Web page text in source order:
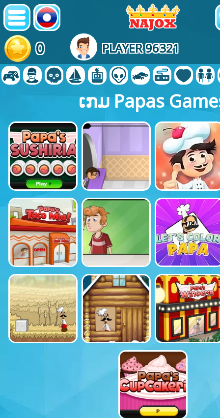
0 PLAYER 96321
ເກມ Papas